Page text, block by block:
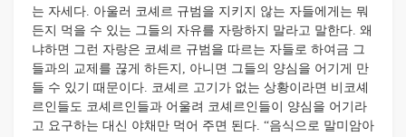
는 자세다. 아울러 코셰르 규범을 지키지 않는 자들에게는 뭐
든지 먹을 수 있는 그들의 자유를 자랑하지 말라고 말한다. 왜
냐하면 그런 자랑은 코셰르 규범을 따르는 자들로 하여금 그
들과의 교제를 끊게 하든지, 아니면 그들의 양심을 어기게 만
들 수 있기 때문이다. 코셰르 고기가 없는 상황이라면 비코셰
르인들도 코셰르인들과 어울려 코셰르인들이 양심을 어기라
고 요구하는 대신 야채만 먹어 주면 된다. “음식으로 말미암아